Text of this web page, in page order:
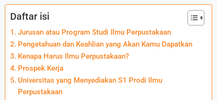
Daftar isi
Jurusan atau Program Studi Ilmu Perpustakaan
Pengetahuan dan Keahlian yang Akan Kamu Dapatkan
Kenapa Harus Ilmu Perpustakaan?
Prospek Kerja
Universitas yang Menyediakan S1 Prodi Ilmu
Perpustakaan